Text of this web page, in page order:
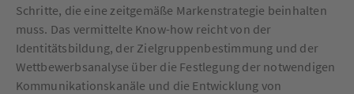
Schritte, die eine zeitgemäße Markenstrategie beinhalten
muss. Das vermittelte Know-how reicht von der
Identitätsbildung, der Zielgruppenbestimmung und der
Wettbewerbsanalyse über die Festlegung der notwendigen
Kommunikationskanäle und die Entwicklung von